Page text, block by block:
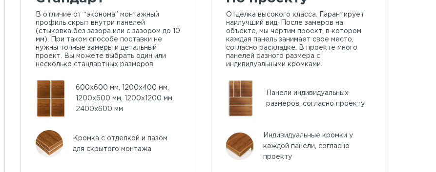
В отличие от “эконома” монтажный
профиль скрыт внутри панелей
(стыковка без зазора или с зазором до 10
мм). При таком способе поставки не
нужны точные замеры и детальный
проект. Вы можете выбрать один или
несколько стандартных размеров.
600х600 мм, 1200х400 мм,
1200х600 мм, 1200х1200 мм,
2400х600 мм
Кромка с отделкой и пазом
для скрытого монтажа
Отделка высокого класса. Гарантирует
наилучший вид. После замеров на
объекте, мы чертим проект, в котором
каждая панель занимает свое место,
согласно раскладке. В проекте много
панелей разного размера с
индивидуальными кромками.
Панели индивидуальных
размеров, согласно проекту
Индивидуальные кромки у
каждой панели, согласно
проекту